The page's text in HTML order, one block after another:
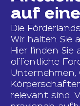
auf
Die
Wir halten Sie
Hier finden Sie
öffentliche
Unternehmen,
relevant sind.